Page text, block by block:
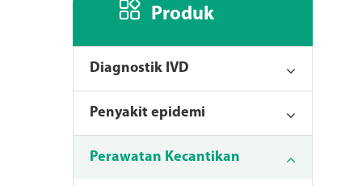
 Produk
Diagnostik IVD
Penyakit epidemi
Perawatan Kecantikan